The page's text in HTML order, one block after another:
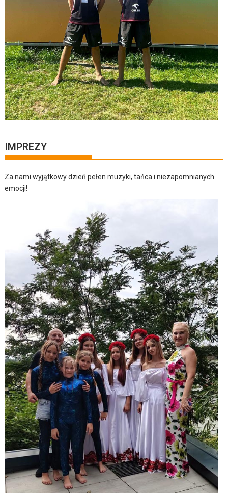
IMPREZY
Za nami wyjątkowy dzień pełen muzyki, tańca i niezapomnianych
emocji!